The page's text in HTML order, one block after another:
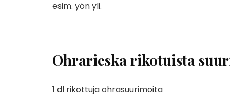
esim. yön yli.
Ohrarieska rikotuista
1 dl rikottuja ohrasuurimoita